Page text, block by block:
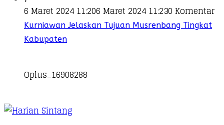
6 Maret 2024 11:206 Maret 2024 11:230 Komentar
Kurniawan Jelaskan Tujuan Musrenbang Tingkat
Kabupaten
Oplus_16908288